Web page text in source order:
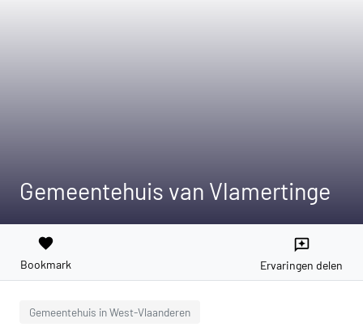
Gemeentehuis van Vlamertinge
favorite
Bookmark
reviews
Ervaringen delen
Gemeentehuis in West-Vlaanderen